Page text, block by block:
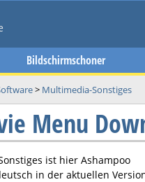
Bildschirmschoner
> Multimedia-Sonstiges
Menu
ist hier Ashampoo
in der aktuellen